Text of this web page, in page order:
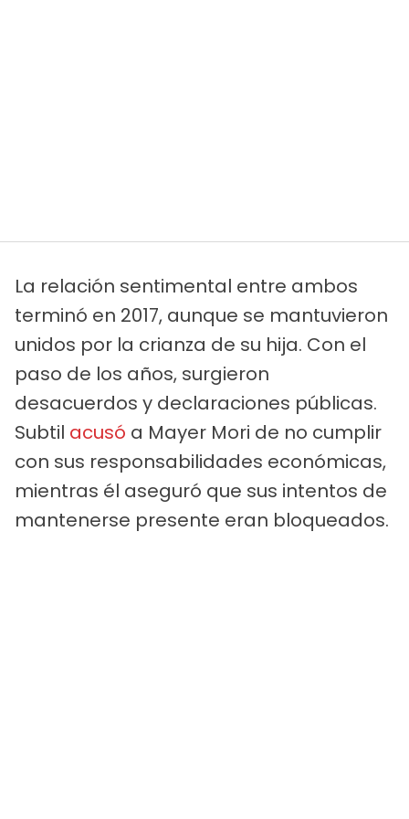
La relación sentimental entre ambos
terminó en 2017, aunque se mantuvieron
unidos por la crianza de su hija. Con el
paso de los años, surgieron
desacuerdos y declaraciones públicas.
Subtil acusó a Mayer Mori de no cumplir
con sus responsabilidades económicas,
mientras él aseguró que sus intentos de
mantenerse presente eran bloqueados.